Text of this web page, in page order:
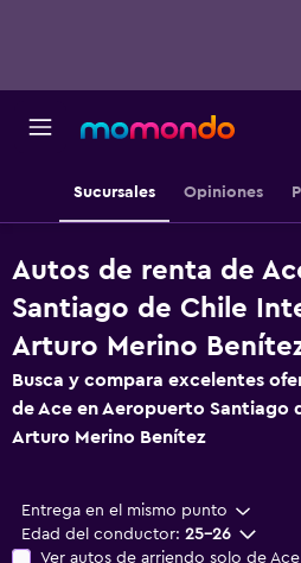
Sucursales Opiniones
Autos de renta de
Santiago de Chile
Arturo Merino
Busca y compara excelentes
de Ace en Aeropuerto Santiago
Arturo Merino Benítez
Entrega en el mismo punto
Edad del conductor: 25-26
Ver autos de arriendo solo de Ace